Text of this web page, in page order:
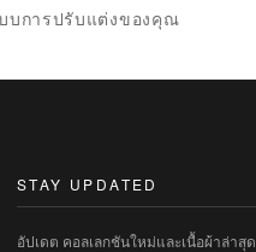
บการปรับแต่งของคุณ
STAY UPDATED
อัปเดต คอลเลกชันใหม่และเนื้อผ้าล่าสุด